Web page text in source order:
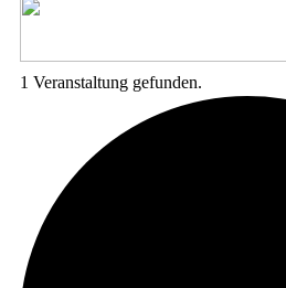
1 Veranstaltung gefunden.